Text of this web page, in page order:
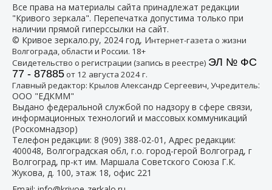
Все права на материалы сайта принадлежат редакции
"Кривого зеркала". Перепечатка допустима только при
наличии прямой гиперссылки на сайт.
© Кривое зеркало.ру, 2024 год, Интернет-газета о жизни
Волгограда, области и России. 18+
Свидетельство о регистрации (запись в реестре) ЭЛ № ФС
77 - 87885от 12 августа 2024 г.
Главный редактор: Крылов Александр Сергеевич, Учредитель:
ООО "ЕДКММ"
Выдано федеральной службой по надзору в сфере связи,
информационных технологий и массовых коммуникаций
(Роскомнадзор)
Телефон редакции: 8 (909) 388-02-01 , Адрес редакции:
400048, Волгоградская обл, г.о. город-герой Волгоград, г
Волгоград, пр-кт им. Маршала Советского Союза Г.К.
Жукова, д. 100, этаж 18, офис 221